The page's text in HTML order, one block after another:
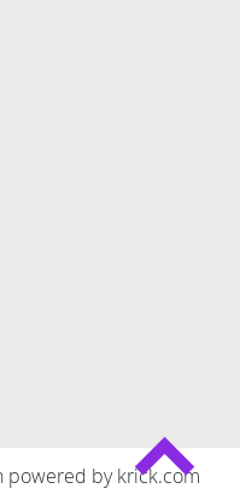
powered by krick.com